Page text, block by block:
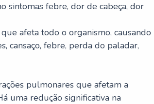
sintomas febre, dor de cabeça, dor
afeta todo o organismo, causando
cansaço, febre, perda do paladar,
pulmonares que afetam a
uma redução significativa na